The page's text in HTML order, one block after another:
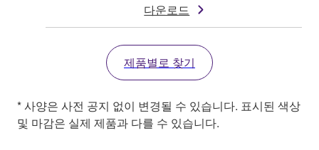
다운로드
제품별로 찾기
* 사양은 사전 공지 없이 변경될 수 있습니다. 표시된 색상
및 마감은 실제 제품과 다를 수 있습니다.